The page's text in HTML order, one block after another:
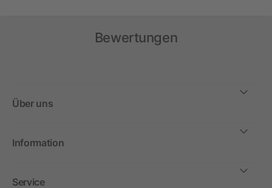
Bewertungen
Über uns
Information
Service